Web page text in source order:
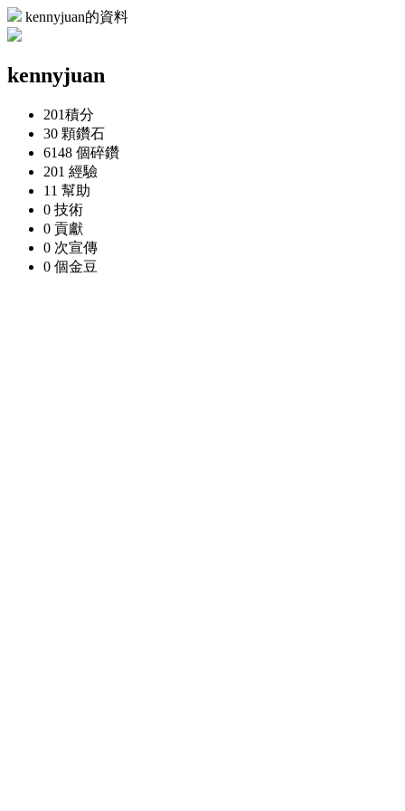
kennyjuan的資料
kennyjuan
201積分
30 顆鑽石
6148 個碎鑽
201 經驗
11 幫助
0 技術
0 貢獻
0 次宣傳
0 個金豆